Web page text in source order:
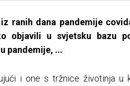
ranih dana pandemije
objavili u svjetsku bazu
pandemije, ...
i one s tržnice životinja u